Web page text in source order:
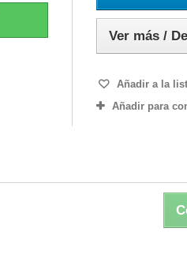
Ver más /
Añadir a la
Añadir para